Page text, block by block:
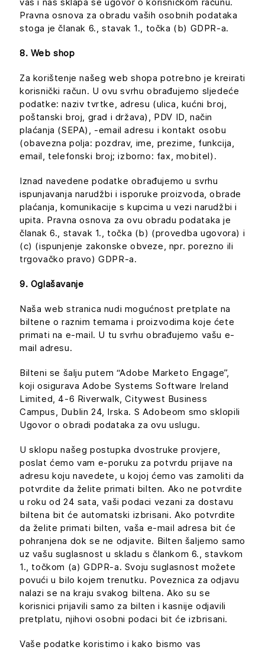
Pravna osnova za obradu vaših osobnih podataka
stoga je članak 6., stavak 1., točka (b) GDPR-a.
8. Web shop
Za korištenje našeg web shopa potrebno je kreirati
korisnički račun. U ovu svrhu obrađujemo sljedeće
podatke: naziv tvrtke, adresu (ulica, kućni broj,
poštanski broj, grad i država), PDV ID, način
plaćanja (SEPA), -email adresu i kontakt osobu
(obavezna polja: pozdrav, ime, prezime, funkcija,
email, telefonski broj; izborno: fax, mobitel).
Iznad navedene podatke obrađujemo u svrhu
ispunjavanja narudžbi i isporuke proizvoda, obrade
plaćanja, komunikacije s kupcima u vezi narudžbi i
upita. Pravna osnova za ovu obradu podataka je
članak 6., stavak 1., točka (b) (provedba ugovora) i
(c) (ispunjenje zakonske obveze, npr. porezno ili
trgovačko pravo) GDPR-a.
9. Oglašavanje
Naša web stranica nudi mogućnost pretplate na
biltene o raznim temama i proizvodima koje ćete
primati na e-mail. U tu svrhu obrađujemo vašu e-
mail adresu.
Bilteni se šalju putem “Adobe Marketo Engage”,
koji osigurava Adobe Systems Software Ireland
Limited, 4-6 Riverwalk, Citywest Business
Campus, Dublin 24, Irska. S Adobeom smo sklopili
Ugovor o obradi podataka za ovu uslugu.
U sklopu našeg postupka dvostruke provjere,
poslat ćemo vam e-poruku za potvrdu prijave na
adresu koju navedete, u kojoj ćemo vas zamoliti da
potvrdite da želite primati bilten. Ako ne potvrdite
u roku od 24 sata, vaši podaci vezani za dostavu
biltena bit će automatski izbrisani. Ako potvrdite
da želite primati bilten, vaša e-mail adresa bit će
pohranjena dok se ne odjavite. Bilten šaljemo samo
uz vašu suglasnost u skladu s člankom 6., stavkom
1., točkom (a) GDPR-a. Svoju suglasnost možete
povući u bilo kojem trenutku. Poveznica za odjavu
nalazi se na kraju svakog biltena. Ako su se
korisnici prijavili samo za bilten i kasnije odjavili
pretplatu, njihovi osobni podaci bit će izbrisani.
Vaše podatke koristimo i kako bismo vas